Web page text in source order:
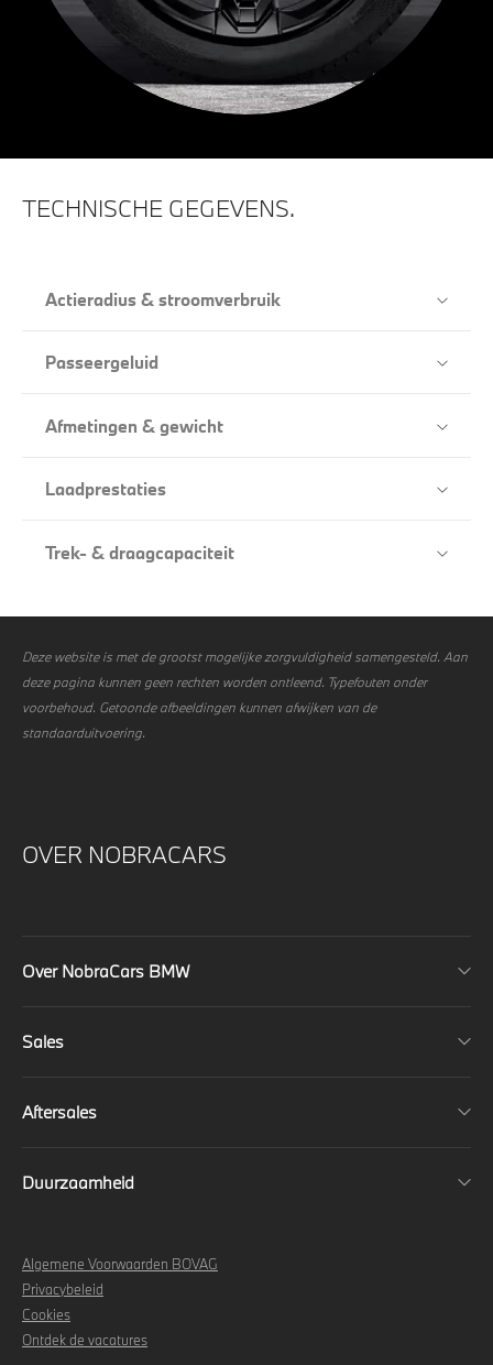
TECHNISCHE GEGEVENS.
Actieradius & stroomverbruik
Passeergeluid
Afmetingen & gewicht
Laadprestaties
Trek- & draagcapaciteit
Deze website is met de grootst mogelijke zorgvuldigheid samengesteld. Aan
deze pagina kunnen geen rechten worden ontleend. Typefouten onder
voorbehoud. Getoonde afbeeldingen kunnen afwijken van de
standaarduitvoering.
OVER NOBRACARS
Over NobraCars BMW
Sales
Aftersales
Duurzaamheid
Algemene Voorwaarden BOVAG
Privacybeleid
Cookies
Ontdek de vacatures